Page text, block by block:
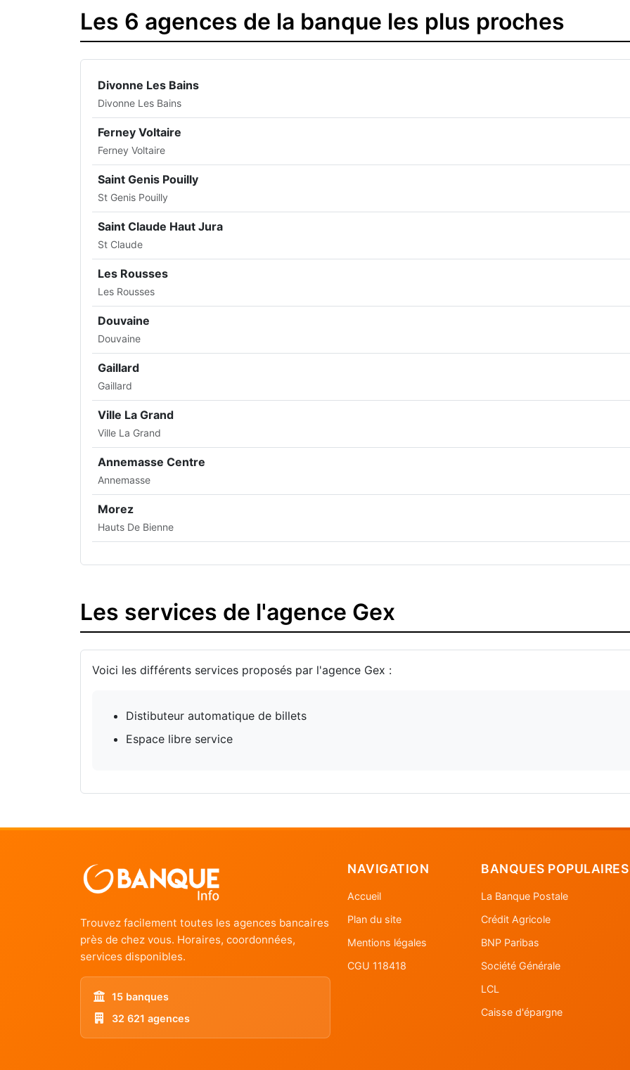
Les 6 agences de la banque les plus proches
Divonne Les Bains
Divonne Les Bains
Ferney Voltaire
Ferney Voltaire
Saint Genis Pouilly
St Genis Pouilly
Saint Claude Haut Jura
St Claude
Les Rousses
Les Rousses
Douvaine
Douvaine
Gaillard
Gaillard
Ville La Grand
Ville La Grand
Annemasse Centre
Annemasse
Morez
Hauts De Bienne
Les services de l'agence Gex
Voici les différents services proposés par l'agence Gex :
Distibuteur automatique de billets
Espace libre service
Trouvez facilement toutes les agences bancaires
près de chez vous. Horaires, coordonnées,
services disponibles.
15 banques
32 621 agences
NAVIGATION
Accueil
Plan du site
Mentions légales
CGU 118418
BANQUES POPULAIRES
La Banque Postale
Crédit Agricole
BNP Paribas
Société Générale
LCL
Caisse d'épargne